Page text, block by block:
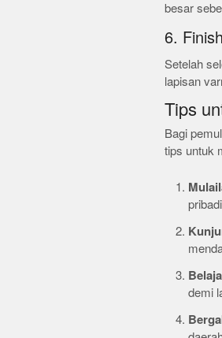
besar
6.
Setelah
lapisan
Tips
Bagi
tips untuk
demi